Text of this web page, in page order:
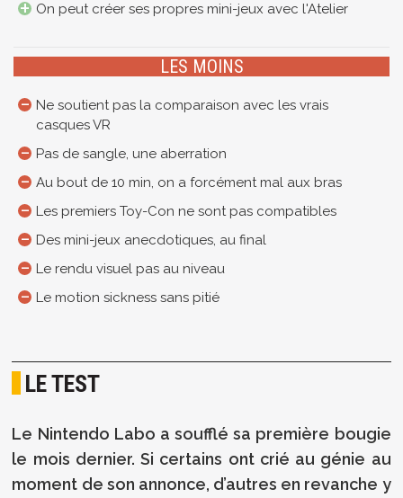
On peut créer ses propres mini-jeux avec l'Atelier
LES MOINS
Ne soutient pas la comparaison avec les vrais
casques VR
Pas de sangle, une aberration
Au bout de 10 min, on a forcément mal aux bras
Les premiers Toy-Con ne sont pas compatibles
Des mini-jeux anecdotiques, au final
Le rendu visuel pas au niveau
Le motion sickness sans pitié
LE TEST
Le Nintendo Labo a soufflé sa première bougie
le mois dernier. Si certains ont crié au génie au
moment de son annonce, d’autres en revanche y